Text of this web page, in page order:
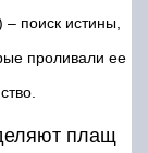
поиск истины,
проливали ее
плащ